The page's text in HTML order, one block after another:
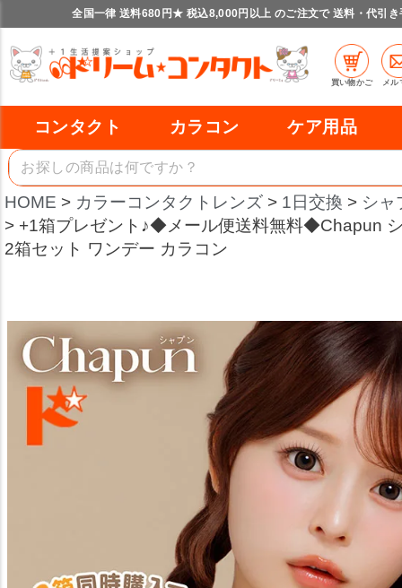
全国一律 送料680円★ 税込8,000円以上 のご注文で 送料・代引き
買い物かご メル
コンタクト カラコン ケア用品
HOME カラーコンタクトレンズ 1日交換
シャ
+1箱プレゼント♪◆メール便送料無料◆Chapun
2箱セット ワンデー カラコン